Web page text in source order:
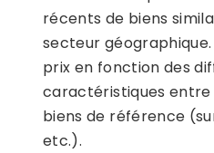
récents de biens
secteur
prix en fonction des
caractéristiques entre
biens de référence
etc.).